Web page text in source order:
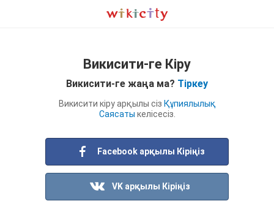
Викисити-ге Кіру
Викисити-ге жаңа ма? Тіркеу
Викисити кіру арқылы сіз Құпиялылық
Саясаты келісесіз.
Facebook арқылы Кіріңіз
VK арқылы Кіріңіз